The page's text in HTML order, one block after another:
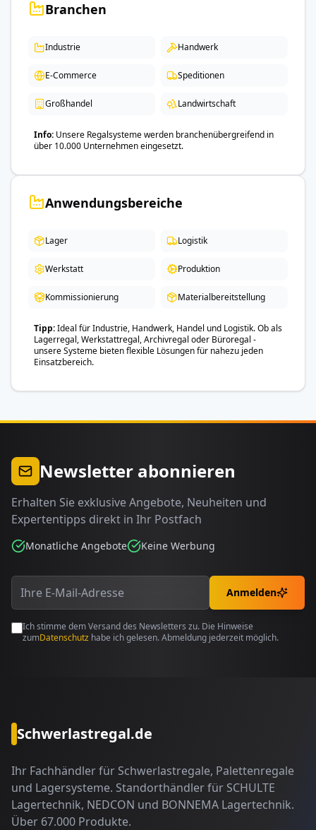
Branchen
Industrie Handwerk
E-Commerce Speditionen
Großhandel Landwirtschaft
Info Unsere Regalsysteme werden branchenübergreifend in
über 10.000 Unternehmen eingesetzt.
Anwendungsbereiche
Lager Logistik
Werkstatt Produktion
Kommissionierung Materialbereitstellung
Tipp Ideal für Industrie, Handwerk, Handel und Logistik. Ob als
Lagerregal, Werkstattregal, Archivregal oder Büroregal -
unsere Systeme bieten flexible Lösungen für nahezu jeden
Einsatzbereich.
Newsletter abonnieren
Erhalten Sie exklusive Angebote, Neuheiten und
Expertentipps direkt in Ihr Postfach
Monatliche Angebote Keine Werbung
Anmelden
Ich stimme dem Versand des Newsletters zu. Die Hinweise
zumDatenschutz habe ich gelesen. Abmeldung jederzeit möglich.
Schwerlastregal.de
Ihr Fachhändler für Schwerlastregale, Palettenregale
und Lagersysteme. Standorthändler für SCHULTE
Lagertechnik, NEDCON und BONNEMA Lagertechnik.
Über 67.000 Produkte.